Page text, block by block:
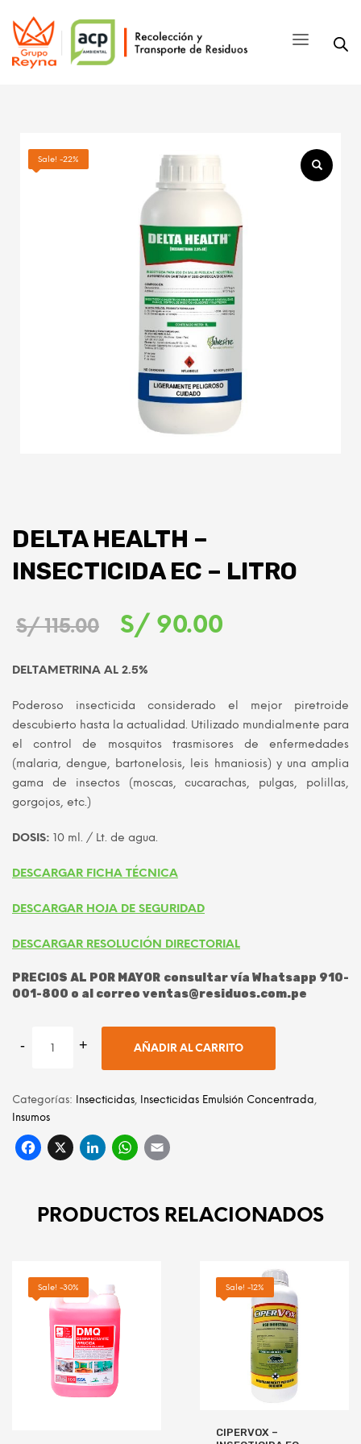
Sale! -22%
DELTA HEALTH –
INSECTICIDA EC – LITRO
S/115.00
El
era:
S/ 115.00.
S/ 90.00
es:
S/ 90.00.
DELTAMETRINA AL 2.5%
Poderoso insecticida considerado el mejor piretroide
descubierto hasta la actualidad. Utilizado mundialmente para
el control de mosquitos trasmisores de enfermedades
(malaria, dengue, bartonelosis, leis hmaniosis) y una amplia
gama de insectos (moscas, cucarachas, pulgas, polillas,
gorgojos, etc.)
DOSIS: 10 ml. / Lt. de agua.
DESCARGAR FICHA TÉCNICA
DESCARGAR HOJA DE SEGURIDAD
DESCARGAR RESOLUCIÓN DIRECTORIAL
PRECIOS AL POR MAYOR consultar vía Whatsapp 910-
001-800 o al correo ventas@residuos.com.pe
AÑADIR AL CARRITO
Categorías: Insecticidas, Insecticidas Emulsión Concentrada,
Insumos
Facebook
X LinkedIn
WhatsApp
PRODUCTOS RELACIONADOS
Sale! -30% Sale! -12%
CIPERVOX –